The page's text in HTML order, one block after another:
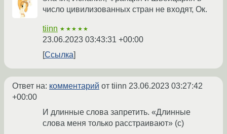
число цивилизованных стран не входят, Ок.
tiinn ★★★★★
23.06.2023 03:43:31 +00:00
Ссылка
Ответ на: комментарий от tiinn 23.06.2023 03:27:42
+00:00
И длинные слова запретить. «Длинные
слова меня только расстраивают» (c)